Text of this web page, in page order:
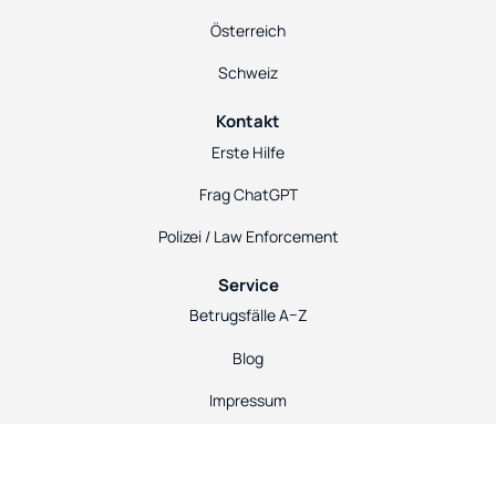
Österreich
Schweiz
Kontakt
Erste Hilfe
Frag ChatGPT
Polizei / Law Enforcement
Service
Betrugsfälle A–Z
Blog
Impressum